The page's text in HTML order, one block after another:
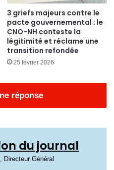
3 griefs majeurs contre le
pacte gouvernemental : le
CNO-NH conteste la
légitimité et réclame une
transition refondée
25 février 2026
réponse
du journal
Directeur Général